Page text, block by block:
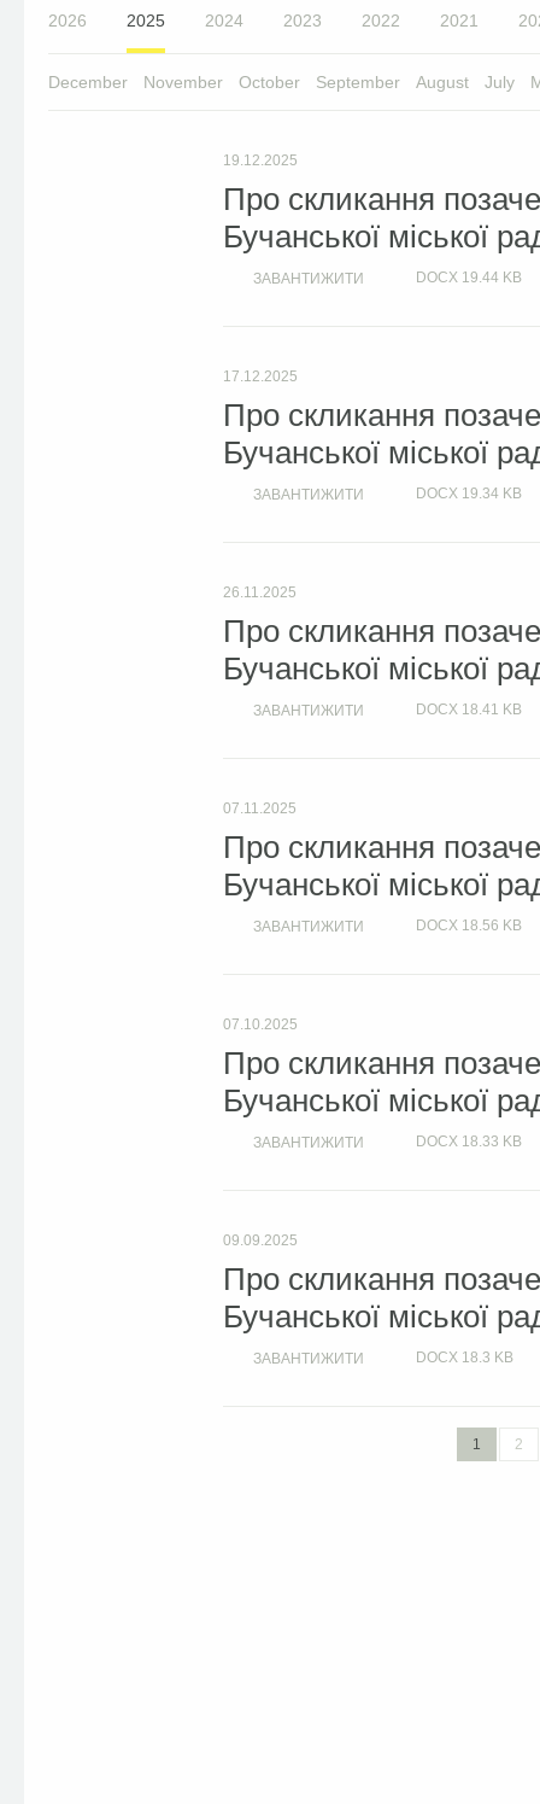
2026 2025 2024 2023 2022 2021
December November October September August July
19.12.2025
Про скликання
Бучанської міської
ЗАВАНТИЖИТИ DOCX 19.44 KB
17.12.2025
Про скликання
Бучанської міської
ЗАВАНТИЖИТИ DOCX 19.34 KB
26.11.2025
Про скликання
Бучанської міської
ЗАВАНТИЖИТИ DOCX 18.41 KB
07.11.2025
Про скликання
Бучанської міської
ЗАВАНТИЖИТИ DOCX 18.56 KB
07.10.2025
Про скликання
Бучанської міської
ЗАВАНТИЖИТИ DOCX 18.33 KB
09.09.2025
Про скликання
Бучанської міської
ЗАВАНТИЖИТИ DOCX 18.3 KB
1 2